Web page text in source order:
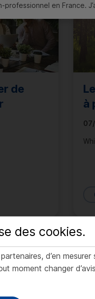
de
à
en France.
légales.
refuse
des cookies.
d’en mesurer
moment changer